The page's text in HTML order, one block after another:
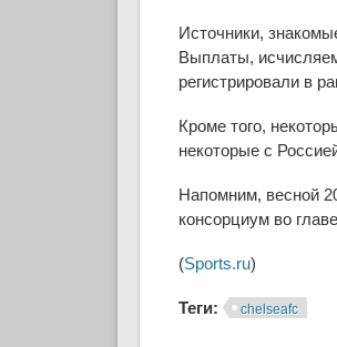
Источники,
Выплаты,
регистрировали в
Кроме того,
некоторые с
Напомним, весной
консорциум во
(Sports.ru)
Теги: chelseafc